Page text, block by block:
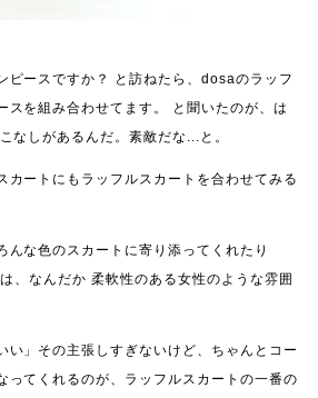
ピースですか？
と訪ねたら、dosaのラッフ
スを組み合わせてます。
と聞いたのが、は
なしがあるんだ。素敵だな...と。
カートにもラッフルスカートを合わせてみる
んな色のスカートに寄り添ってくれたり
、なんだか 柔軟性のある女性のような雰囲
い」その主張しすぎないけど、ちゃんとコー
ってくれるのが、ラッフルスカートの一番の